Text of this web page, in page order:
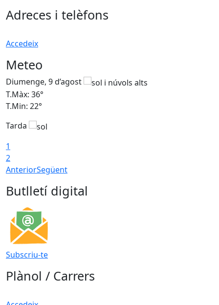
Adreces i telèfons
Accedeix
Meteo
Diumenge, 9 d’agost
T.Màx: 36°
T.Min: 22°
Tarda
1
2
AnteriorSegüent
Butlletí digital
Subscriu-te
Plànol / Carrers